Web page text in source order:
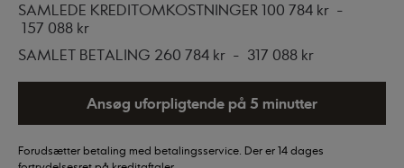
SAMLEDE KREDITOMKOSTNINGER 100 784 kr -
157 088 kr
SAMLET BETALING 260 784 kr - 317 088 kr
Ansøg uforpligtende på 5 minutter
Forudsætter betaling med betalingsservice. Der er 14 dages